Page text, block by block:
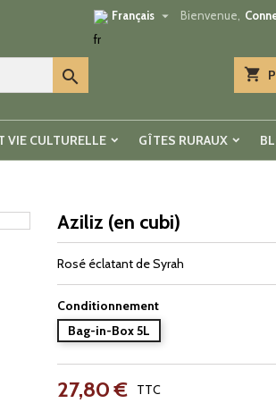
Bienvenue,
Français 
shopping_cart

VIE CULTURELLE GÎTES RURAUX
Aziliz (en cubi)
Rosé éclatant de Syrah
Conditionnement
Bag-in-Box 5L
27,80 € TTC